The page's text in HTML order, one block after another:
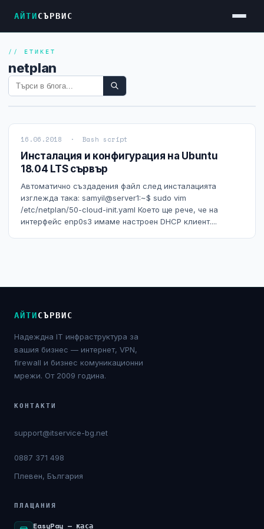
АЙТИСЪРВИС
Услуги
Достъп до Интернет
Видеонаблюдение
Firewall и VPN
Хостинг и VPS сървъри
Колокация на сървъри
Абонаментна IT поддръжка
Общи условия
Правна информация
Блог
// ЕТИКЕТ
netplan
16.06.2018 · Bash script
Инсталация и конфигурация на Ubuntu
18.04 LTS сървър
Автоматично създадения файл след инсталацията
изглежда така: samyil@server1:~$ sudo vim
/etc/netplan/50-cloud-init.yaml Което ще рече, че на
интерфейс enp0s3 имаме настроен DHCP клиент....
АЙТИСЪРВИС
Надеждна IT инфраструктура за
вашия бизнес — интернет, VPN,
firewall и бизнес комуникационни
мрежи. От 2009 година.
КОНТАКТИ
support@itservice-bg.net
0887 371 498
Плевен, България
ПЛАЩАНИЯ
EasyPay — каса